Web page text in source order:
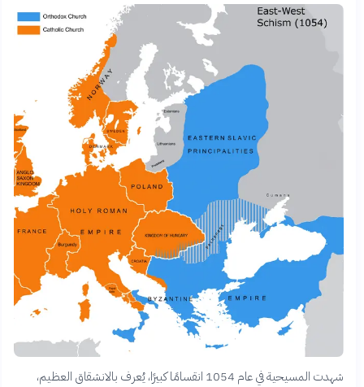
شهدت المسيحية في عام 1054 انقسامًا كبيرًا، يُعرف بالانشقاق العظيم،